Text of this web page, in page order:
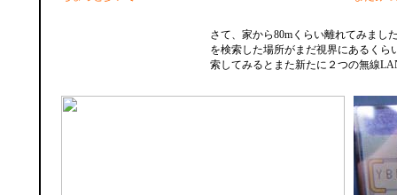
さて、家から80mくらい離れてみまし
を検索した場所がまだ視界にあるくら
索してみるとまた新たに２つの無線